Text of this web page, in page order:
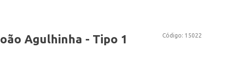
Código: 15022
Agulhinha - Tipo 1